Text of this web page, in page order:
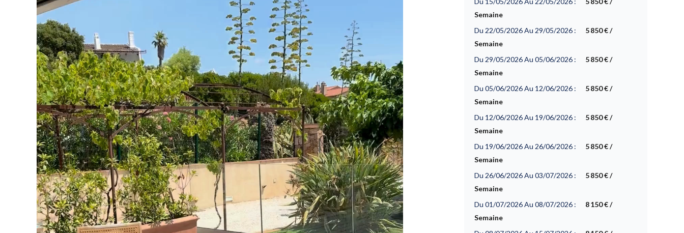
Semaine
Du 22/05/2026 Au 29/05/2026 :
5 850 € /
Semaine
Du 29/05/2026 Au 05/06/2026 :
5 850 € /
Semaine
Du 05/06/2026 Au 12/06/2026 :
5 850 € /
Semaine
Du 12/06/2026 Au 19/06/2026 :
5 850 € /
Semaine
Du 19/06/2026 Au 26/06/2026 :
5 850 € /
Semaine
Du 26/06/2026 Au 03/07/2026 :
5 850 € /
Semaine
Du 01/07/2026 Au 08/07/2026 :
8 150 € /
Semaine